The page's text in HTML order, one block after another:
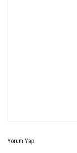
Yorum Yap